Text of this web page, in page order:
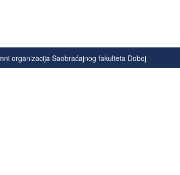
organizacija Saobraćajnog fakulteta Doboj